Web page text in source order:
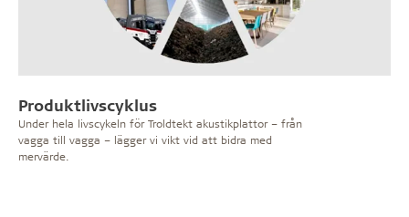
Produktlivscyklus
Under hela livscykeln för Troldtekt akustikplattor – från
vagga till vagga – lägger vi vikt vid att bidra med
mervärde.